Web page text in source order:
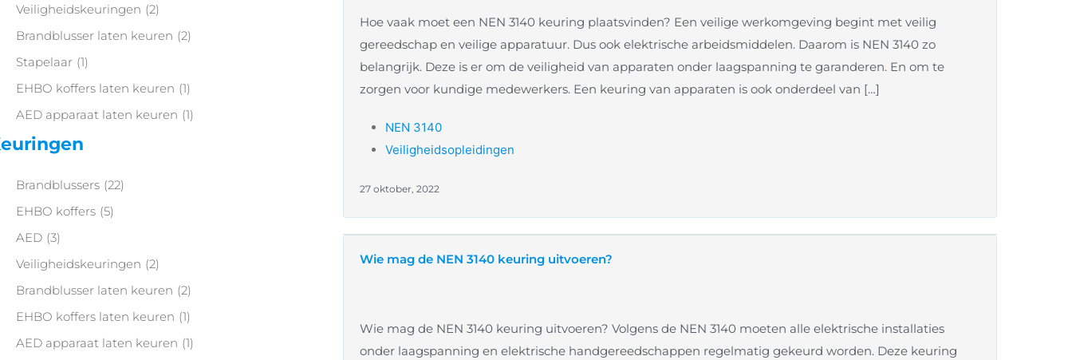
Veiligheidskeuringen (2)
Brandblusser laten keuren (2)
Stapelaar (1)
EHBO koffers laten keuren (1)
AED apparaat laten keuren (1)
Brandblussers (22)
EHBO koffers (5)
AED (3)
Veiligheidskeuringen (2)
Brandblusser laten keuren (2)
EHBO koffers laten keuren (1)
AED apparaat laten keuren (1)
Hoe vaak moet een NEN 3140 keuring plaatsvinden? Een veilige werkomgeving begint met veilig
gereedschap en veilige apparatuur. Dus ook elektrische arbeidsmiddelen. Daarom is NEN 3140 zo
belangrijk. Deze is er om de veiligheid van apparaten onder laagspanning te garanderen. En om te
zorgen voor kundige medewerkers. Een keuring van apparaten is ook onderdeel van […]
NEN 3140
Veiligheidsopleidingen
27 oktober, 2022
Wie mag de NEN 3140 keuring uitvoeren?
Wie mag de NEN 3140 keuring uitvoeren? Volgens de NEN 3140 moeten alle elektrische installaties
onder laagspanning en elektrische handgereedschappen regelmatig gekeurd worden. Deze keuring